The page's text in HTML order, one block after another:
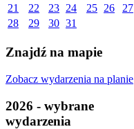
21
22 23 24 25 26
27
28
29 30 31
Znajdź na mapie
Zobacz wydarzenia na planie
2026 - wybrane
wydarzenia